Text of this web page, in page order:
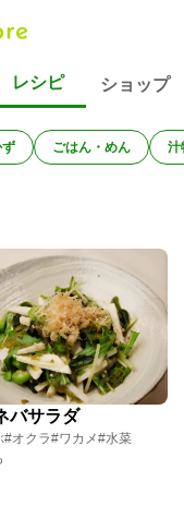
レシピ ショップ
ごはん・めん 汁
バサラダ
#オクラ#ワカメ#水菜